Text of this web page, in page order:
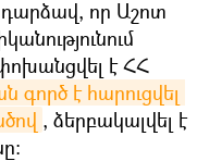
դարձավ, որ Աշոտ
է ՀՀ
գործ է հարուցվել
, ձերբակալվել է